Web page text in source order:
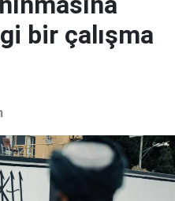
bir çalışma